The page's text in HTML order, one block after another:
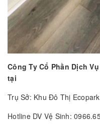
Công Ty Cổ Phần Dịch
tại
Trụ Sở: Khu Đô Thị
Hotline DV Vệ Sinh: